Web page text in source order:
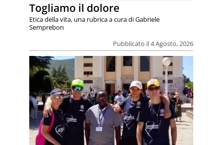
Togliamo il dolore
Pubblicato il 4 Agosto, 2026
Etica della vita, una rubrica a cura di Gabriele
Semprebon